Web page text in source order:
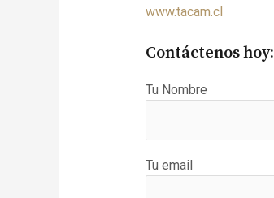
www.tacam.cl
Contáctenos hoy:
Tu Nombre
Tu email